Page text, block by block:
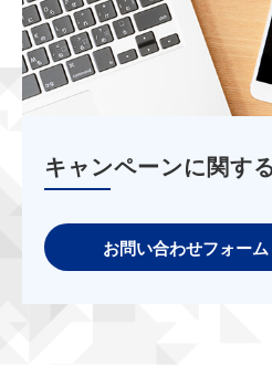
キャンペーンに関す
お問い合わせフォーム